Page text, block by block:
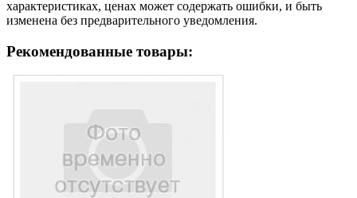
характеристиках, ценах может содержать ошибки, и быть
изменена без предварительного уведомления.
Рекомендованные товары: